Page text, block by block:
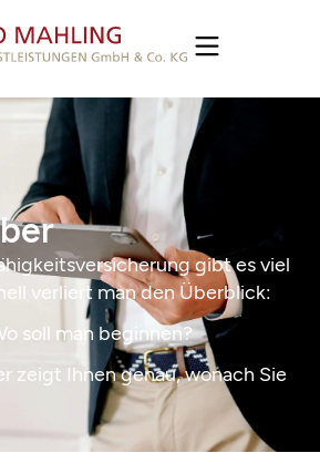
gibt es viel
verliert man den Überblick:
soll man beginnen?
zeigt Ihnen genau, wonach Sie